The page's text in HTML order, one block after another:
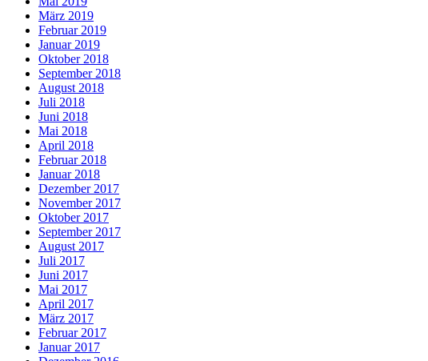
März 2019
Februar 2019
Januar 2019
Oktober 2018
September 2018
August 2018
Juli 2018
Juni 2018
Mai 2018
April 2018
Februar 2018
Januar 2018
Dezember 2017
November 2017
Oktober 2017
September 2017
August 2017
Juli 2017
Juni 2017
Mai 2017
April 2017
März 2017
Februar 2017
Januar 2017